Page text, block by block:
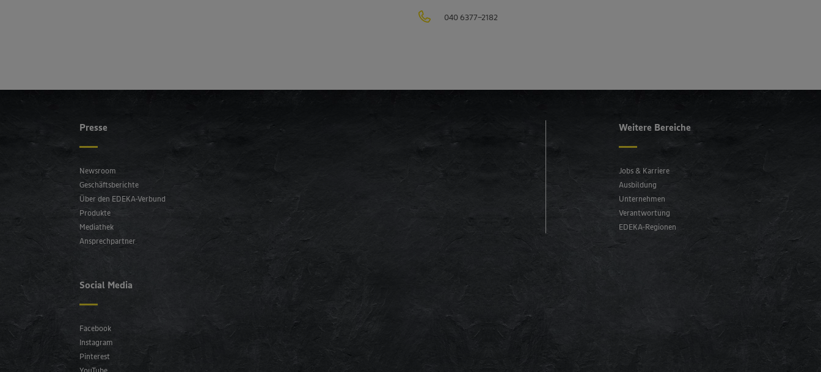
040 6377-2182
Presse
Newsroom
Geschäftsberichte
Über den EDEKA-Verbund
Produkte
Mediathek
Ansprechpartner
Social Media
Facebook
Instagram
Pinterest
YouTube
Weitere Bereiche
Jobs & Karriere
Ausbildung
Unternehmen
Verantwortung
EDEKA-Regionen